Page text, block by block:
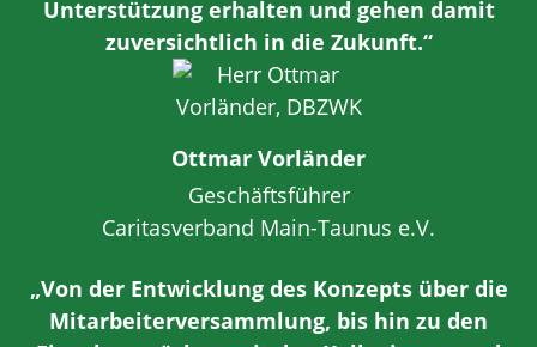
Unterstützung erhalten und gehen damit
zuversichtlich in die Zukunft.“
Ottmar Vorländer
Geschäftsführer
Caritasverband Main-Taunus e.V.
„Von der Entwicklung des Konzepts über die
Mitarbeiterversammlung, bis hin zu den